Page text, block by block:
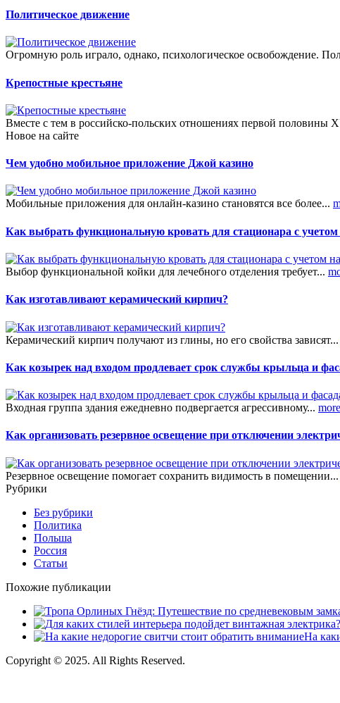
Политическое движение
Огромную роль играло, однако, психологическое освобождение.
Крепостные крестьяне
Вместе с тем в российско-польских отношениях первой половины
Новое на сайте
Чем удобно мобильное приложение Джой казино
Мобильные приложения для онлайн-казино становятся все более...
Как выбрать функциональную кровать для стационара с учетом
Выбор функциональной койки для лечебного отделения требует...
Как изготавливают керамический кирпич?
Керамический кирпич получают из глины, но его свойства зависят...
Как козырек над входом продлевает срок службы крыльца и
Входная группа здания ежедневно подвергается агрессивному...
Как организовать резервное освещение при отключении
Резервное освещение помогает сохранить видимость в помещении...
Рубрики
Без рубрики
Политика
Польша
Россия
Статьи
Похожие публикации
На
Copyright © 2025. All Rights Reserved.